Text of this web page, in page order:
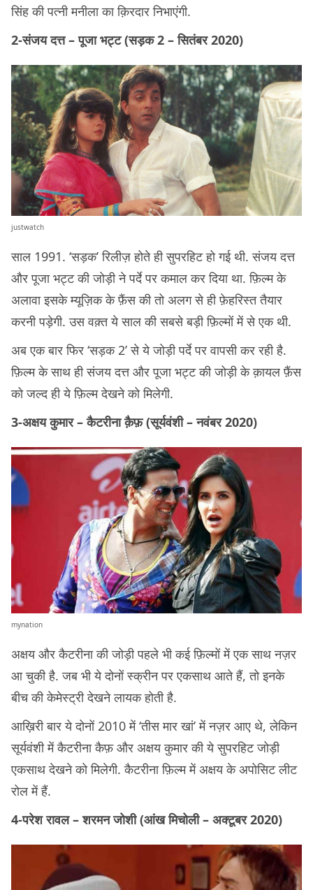
सिंह की पत्नी मनीला का क़िरदार निभाएंगी.
2-संजय दत्त – पूजा भट्ट (सड़क 2 – सितंबर 2020)
justwatch
साल 1991. ‘सड़क’ रिलीज़ होते ही सुपरहिट हो गई थी. संजय दत्त
और पूजा भट्ट की जोड़ी ने पर्दे पर कमाल कर दिया था. फ़िल्म के
अलावा इसके म्यूज़िक के फ़ैंस की तो अलग से ही फ़ेहरिस्त तैयार
करनी पड़ेगी. उस वक़्त ये साल की सबसे बड़ी फ़िल्मों में से एक थी.
अब एक बार फिर ‘सड़क 2’ से ये जोड़ी पर्दे पर वापसी कर रही है.
फ़िल्म के साथ ही संजय दत्त और पूजा भट्ट की जोड़ी के क़ायल फ़ैंस
को जल्द ही ये फ़िल्म देखने को मिलेगी.
3-अक्षय कुमार – कैटरीना क़ैफ़ (सूर्यवंशी – नवंबर 2020)
mynation
अक्षय और कैटरीना की जोड़ी पहले भी कई फ़िल्मों में एक साथ नज़र
आ चुकी है. जब भी ये दोनों स्क्रीन पर एकसाथ आते हैं, तो इनके
बीच की केमेस्ट्री देखने लायक होती है.
आख़िरी बार ये दोनों 2010 में ‘तीस मार खां’ में नज़र आए थे, लेकिन
सूर्यवंशी में कैटरीना कैफ़ और अक्षय कुमार की ये सुपरहिट जोड़ी
एकसाथ देखने को मिलेगी. कैटरीना फ़िल्म में अक्षय के अपोसिट लीट
रोल में हैं.
4-परेश रावल – शरमन जोशी (आंख मिचोली – अक्टूबर 2020)